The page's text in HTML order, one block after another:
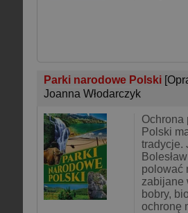
Parki narodowe Polski
Joanna Włodarczyk
Ochrona
Polski
tradycje.
polować
zabijane
bobry,
ochronę